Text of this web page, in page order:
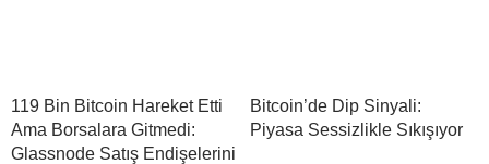
119 Bin Bitcoin Hareket Etti
Ama Borsalara Gitmedi:
Glassnode Satış Endişelerini
Bitcoin’de Dip Sinyali:
Piyasa Sessizlikle Sıkışıyor